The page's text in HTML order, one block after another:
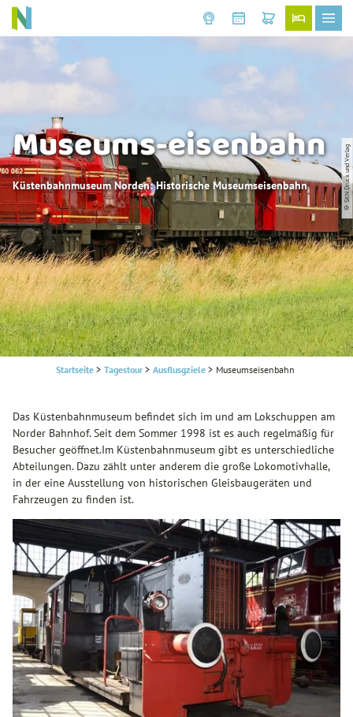
© SKN Druck und Verlag
Museums-eisenbahn
Küstenbahnmuseum Norden: Historische Museumseisenbahn
Startseite> Tagestour> Ausflusgziele> Museumseisenbahn
Das Küstenbahnmuseum befindet sich im und am Lokschuppen am
Norder Bahnhof. Seit dem Sommer 1998 ist es auch regelmäßig für
Besucher geöffnet.Im Küstenbahnmuseum gibt es unterschiedliche
Abteilungen. Dazu zählt unter anderem die große Lokomotivhalle,
in der eine Ausstellung von historischen Gleisbaugeräten und
Fahrzeugen zu finden ist.